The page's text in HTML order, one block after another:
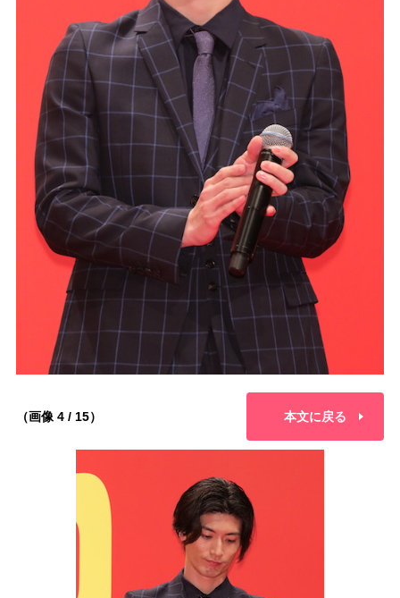
（画像 4 / 15） 本文に戻る